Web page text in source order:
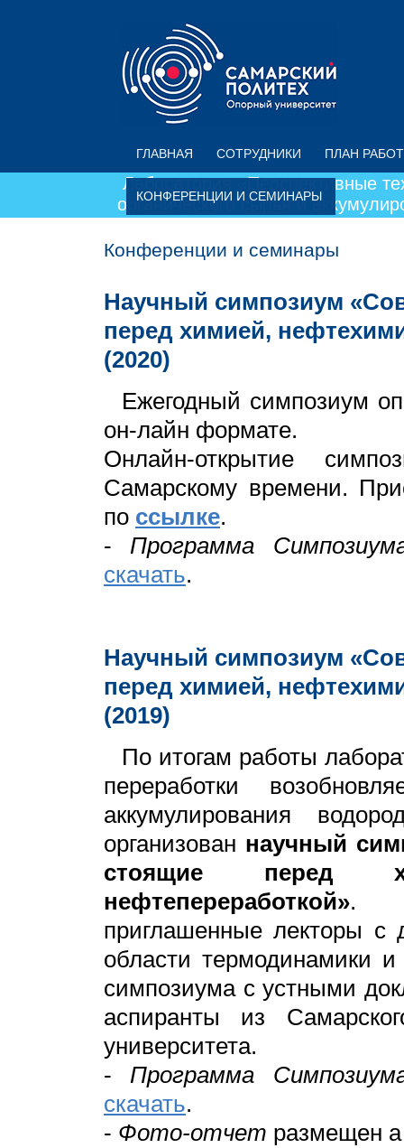
ГЛАВНАЯ СОТРУДНИКИ ПЛАН РАБОТ
КОНФЕРЕНЦИИ И СЕМИНАРЫ
Лаборатория «Перспективные
органического сырья и
Конференции и семинары
Научный симпозиум
перед химией,
(2020)
Ежегодный симпозиум
он-лайн формате.
Онлайн-открытие
Cамарскому времени.
по ссылке.
-Программа
скачать.
Научный симпозиум
перед химией,
(2019)
По итогам работы
переработки
аккумулирования
организован научный
стоящие перед
нефтепереработкой».
приглашенные лекторы с
области термодинамики
симпозиума с устными
аспиранты из
университета.
-Программа
скачать.
- Фото-отчет размещен